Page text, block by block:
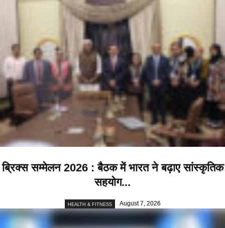
ब्रिक्स सम्मेलन 2026 : बैठक में भारत ने बढ़ाए सांस्कृतिक
सहयोग...
HEALTH & FITNESS August 7, 2026